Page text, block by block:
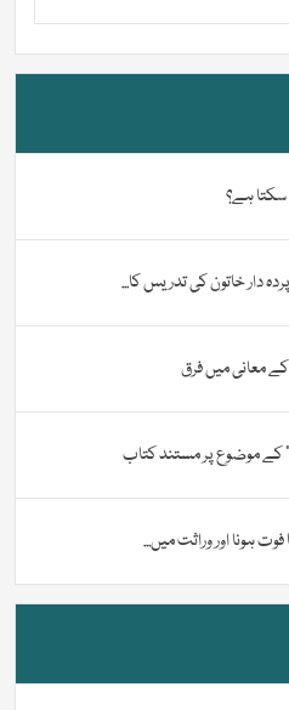
سکتا ہے؟
دار خاتون کی تدریس کا...
معانی میں فرق
کے موضوع پر مستند کتاب
ہونا اور وراثت میں...